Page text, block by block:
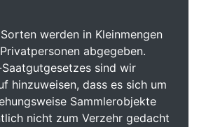
werden in Kleinmengen
abgegeben.
sind wir
hinzuweisen, dass es sich um
Sammlerobjekte
nicht zum Verzehr gedacht